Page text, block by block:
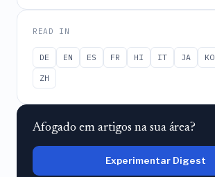
READ IN
DE EN ES FR HI IT JA KO
ZH
Afogado em artigos na sua área?
Experimentar Digest